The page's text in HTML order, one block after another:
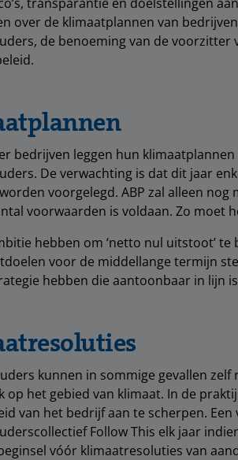
over de klimaatplannen van
de benoeming van de voorzitter
bedrijven leggen hun
De verwachting is dat dit jaar
voorgelegd. ABP zal alleen
voorwaarden is voldaan. Zo moet
hebben om ‘netto nul uitstoot’
voor de middellange termijn
hebben die aantoonbaar in lijn
kunnen in sommige gevallen
op het gebied van klimaat. In de
van het bedrijf aan te scherpen.
Follow This elk jaar
vóór klimaatresoluties van